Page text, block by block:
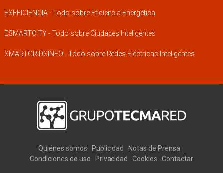
ESEFICIENCIA - Todo sobre Eficiencia Energética
ESMARTCITY - Todo sobre Ciudades Inteligentes
SMARTGRIDSINFO - Todo sobre Redes Eléctricas Inteligentes
Quiénes somos Publicidad
Notas de Prensa
Condiciones de uso
Privacidad Cookies Contactar